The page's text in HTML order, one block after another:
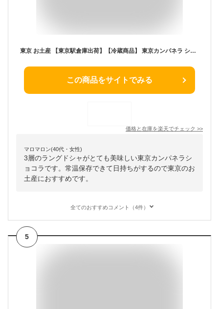
東京 お土産 【東京駅倉庫出荷】【冷蔵商品】 東京カンパネラ ショコラ 10個入 土産 東京みやげ 東京土産 お菓子 スイーツ ラングドシャ チョコクッキー お中元 御中元 お歳暮 御歳暮 ホワイトデー 内祝い お取り寄せ ギフト プレゼント のし不可
この商品をサイトでみる
価格と在庫を楽天でチェック >>
マロマロン(40代・女性)
3層のラングドシャがとても美味しい東京カンパネラシ
ョコラです。常温保存できて日持ちがするので東京のお
土産におすすめです。
全てのおすすめコメント（4件）
5